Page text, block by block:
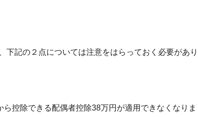
記の２点については注意をはらっておく必要があり
控除できる配偶者控除38万円が適用できなくなりま